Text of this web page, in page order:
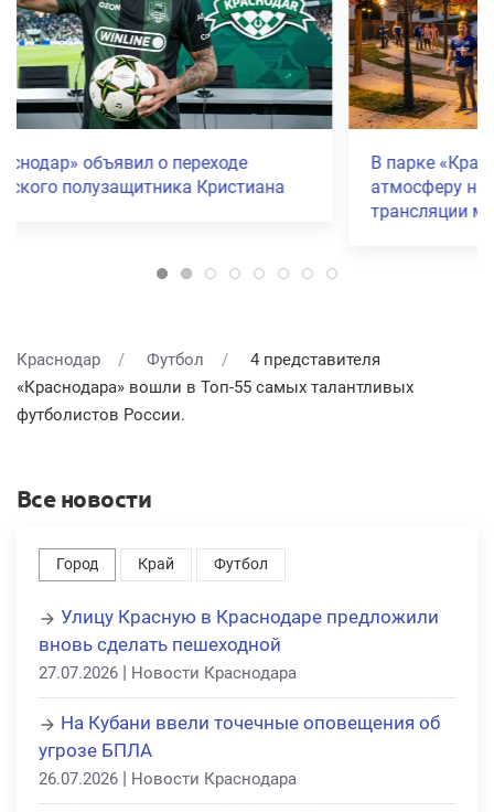
В парке «Краснодар» болельщики устроили
атмосферу настоящего стадиона во время
Краснодар Футбол
4 представителя
«Краснодара» вошли в Топ-55 самых талантливых
футболистов России.
Все новости
Город Край Футбол
Улицу Красную в Краснодаре предложили
вновь сделать пешеходной
27.07.2026 | Новости Краснодара
На Кубани ввели точечные оповещения об
угрозе БПЛА
26.07.2026 | Новости Краснодара